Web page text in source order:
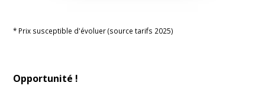
* Prix susceptible d'évoluer (source tarifs 2025)
Opportunité !